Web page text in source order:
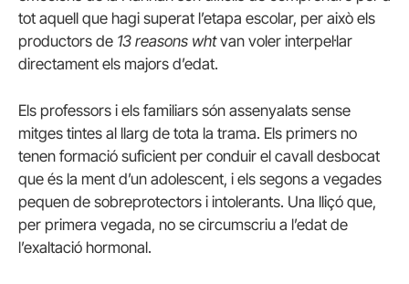
tot aquell que hagi superat l’etapa escolar, per això els
productors de 13 reasons whtvan voler interpel·lar
directament els majors d’edat.
Els professors i els familiars són assenyalats sense
mitges tintes al llarg de tota la trama. Els primers no
tenen formació suficient per conduir el cavall desbocat
que és la ment d’un adolescent, i els segons a vegades
pequen de sobreprotectors i intolerants. Una lliçó que,
per primera vegada, no se circumscriu a l’edat de
l’exaltació hormonal.